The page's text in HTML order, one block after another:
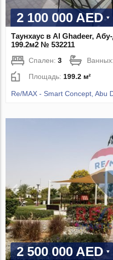
2 100 000 AED
Таунхаус в Al Ghadeer,
199.2м2 № 532211
Спален:3
Площадь: 199.2 м²
Re/MAX - Smart Concept, Abu
2 500 000 AED